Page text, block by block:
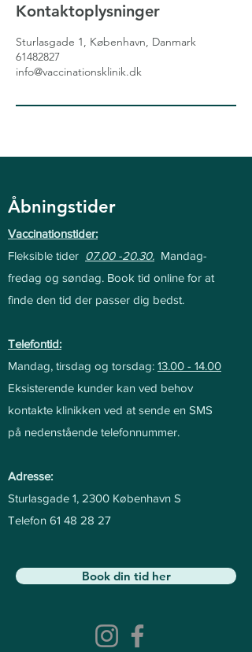
Kontaktoplysninger
Sturlasgade 1, København, Danmark
61482827
info@vaccinationsklinik.dk
Åbningstider
Vaccinationstider:
Fleksible tider 07.00 -20.30. Mandag-
fredag og søndag. Book tid online for at
finde den tid der passer dig bedst.
Telefontid:
Mandag, tirsdag og torsdag: 13.00 - 14.00
Eksisterende kunder kan ved behov
kontakte klinikken ved at sende en SMS
på nedenstående telefonnummer.
Adresse:
Sturlasgade 1, 2300 København S
Telefon 61 48 28 27
Book din tid her